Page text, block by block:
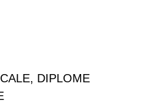
a
r
DIPLOME